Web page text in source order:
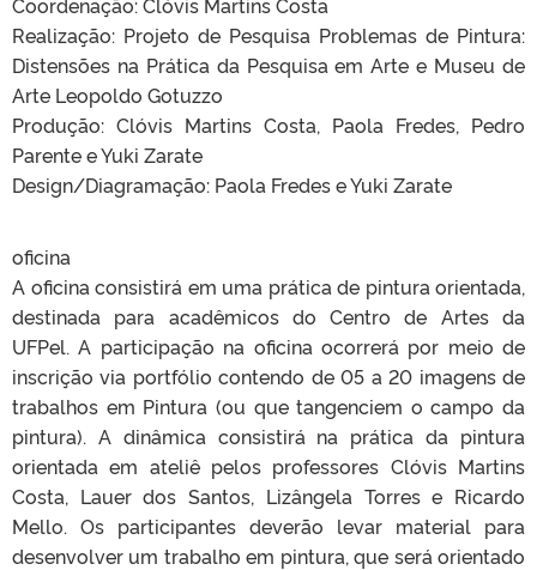
Realização: Projeto de Pesquisa Problemas de Pintura:
Distensões na Prática da Pesquisa em Arte e Museu de
Arte Leopoldo Gotuzzo
Produção: Clóvis Martins Costa, Paola Fredes, Pedro
Parente e Yuki Zarate
Design/Diagramação: Paola Fredes e Yuki Zarate
oficina
A oficina consistirá em uma prática de pintura orientada,
destinada para acadêmicos do Centro de Artes da
UFPel. A participação na oficina ocorrerá por meio de
inscrição via portfólio contendo de 05 a 20 imagens de
trabalhos em Pintura (ou que tangenciem o campo da
pintura). A dinâmica consistirá na prática da pintura
orientada em ateliê pelos professores Clóvis Martins
Costa, Lauer dos Santos, Lizângela Torres e Ricardo
Mello. Os participantes deverão levar material para
desenvolver um trabalho em pintura, que será orientado